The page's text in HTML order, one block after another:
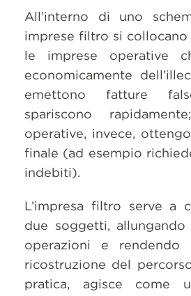
All’interno di uno
imprese filtro si
le imprese operative
economicamente
emettono fatture
spariscono
operative, invece,
finale (ad esempio
indebiti).
L’impresa filtro serve a
due soggetti,
operazioni e
ricostruzione del
pratica, agisce come